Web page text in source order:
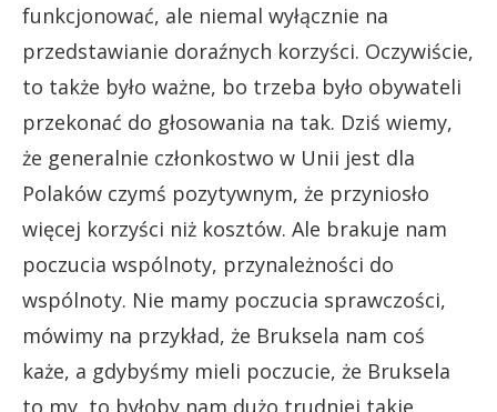
funkcjonować, ale niemal wyłącznie na
przedstawianie doraźnych korzyści. Oczywiście,
to także było ważne, bo trzeba było obywateli
przekonać do głosowania na tak. Dziś wiemy,
że generalnie członkostwo w Unii jest dla
Polaków czymś pozytywnym, że przyniosło
więcej korzyści niż kosztów. Ale brakuje nam
poczucia wspólnoty, przynależności do
wspólnoty. Nie mamy poczucia sprawczości,
mówimy na przykład, że Bruksela nam coś
każe, a gdybyśmy mieli poczucie, że Bruksela
to my, to byłoby nam dużo trudniej takie